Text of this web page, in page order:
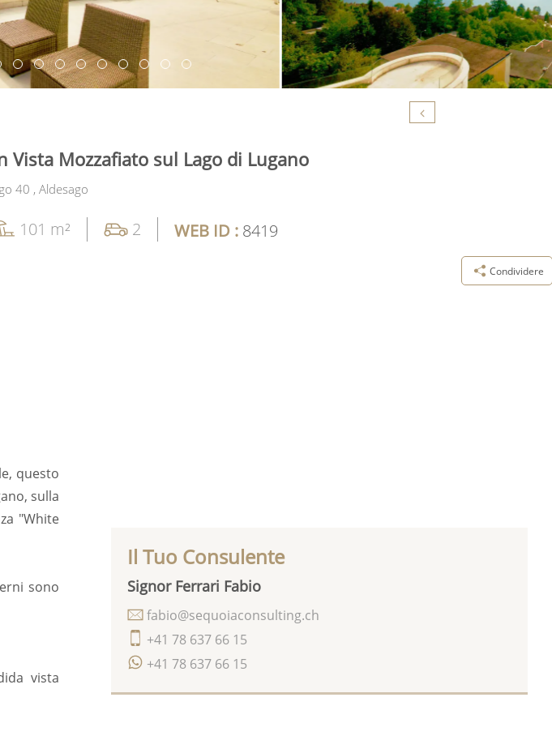
Mozzafiato sul Lago di Lugano
40 , Aldesago
101 m² 2 WEB ID : 8419
Condividere
questo
sulla
"White
sono
vista
Il Tuo Consulente
Signor Ferrari Fabio
+41 78 637 66 15
+41 78 637 66 15
fabio@sequoiaconsulting.ch